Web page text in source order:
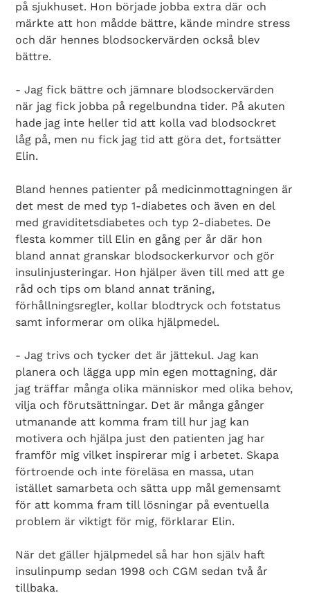
på sjukhuset. Hon började jobba extra där och
märkte att hon mådde bättre, kände mindre stress
och där hennes blodsockervärden också blev
bättre.
- Jag fick bättre och jämnare blodsockervärden
när jag fick jobba på regelbundna tider. På akuten
hade jag inte heller tid att kolla vad blodsockret
låg på, men nu fick jag tid att göra det, fortsätter
Elin.
Bland hennes patienter på medicinmottagningen är
det mest de med typ 1-diabetes och även en del
med graviditetsdiabetes och typ 2-diabetes. De
flesta kommer till Elin en gång per år där hon
bland annat granskar blodsockerkurvor och gör
insulinjusteringar. Hon hjälper även till med att ge
råd och tips om bland annat träning,
förhållningsregler, kollar blodtryck och fotstatus
samt informerar om olika hjälpmedel.
- Jag trivs och tycker det är jättekul. Jag kan
planera och lägga upp min egen mottagning, där
jag träffar många olika människor med olika behov,
vilja och förutsättningar. Det är många gånger
utmanande att komma fram till hur jag kan
motivera och hjälpa just den patienten jag har
framför mig vilket inspirerar mig i arbetet. Skapa
förtroende och inte föreläsa en massa, utan
istället samarbeta och sätta upp mål gemensamt
för att komma fram till lösningar på eventuella
problem är viktigt för mig, förklarar Elin.
När det gäller hjälpmedel så har hon själv haft
insulinpump sedan 1998 och CGM sedan två år
tillbaka.